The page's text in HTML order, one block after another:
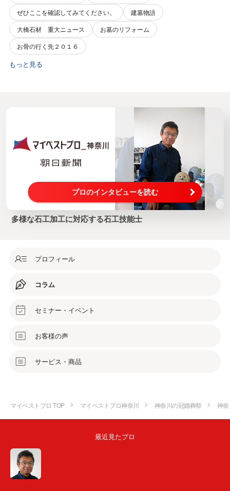
ぜひここを確認してみてください。
建墓物語
大橋石材 重大ニュース
お墓のリフォーム
お骨の行く先２０１６
もっと見る
プロのインタビューを読む
多様な石工加工に対応する石工技能士
プロフィール
コラム
セミナー・イベント
お客様の声
サービス・商品
マイベストプロ TOP マイベストプロ神奈川 神奈川の冠婚葬祭 神
最近見たプロ